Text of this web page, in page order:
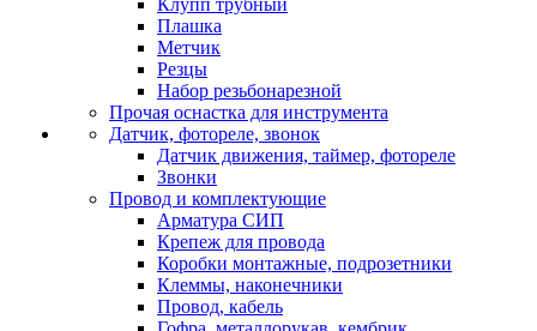
Клупп трубный
Плашка
Метчик
Резцы
Набор резьбонарезной
Прочая оснастка для инструмента
Датчик, фотореле, звонок
Датчик движения, таймер, фотореле
Звонки
Провод и комплектующие
Арматура СИП
Крепеж для провода
Коробки монтажные, подрозетники
Клеммы, наконечники
Провод, кабель